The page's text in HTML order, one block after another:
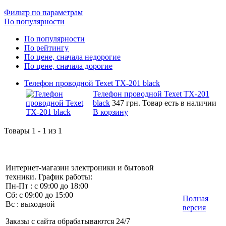
Фильтр по параметрам
По популярности
По популярности
По рейтингу
По цене, сначала недорогие
По цене, сначала дорогие
Телефон проводной Texet TX-201 black
Телефон проводной Texet TX-201
black 347 грн. Товар есть в наличии
В корзину
Товары 1 - 1 из 1
Интернет-магазин электроники и бытовой
техники. График работы:
Пн-Пт : с 09:00 до 18:00
Сб: с 09:00 до 15:00
Вс : выходной
Заказы с сайта обрабатываются 24/7
Полная
версия